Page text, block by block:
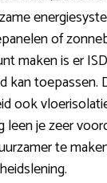
of
maken is er
kan toepassen.
ook
leen je zeer
te